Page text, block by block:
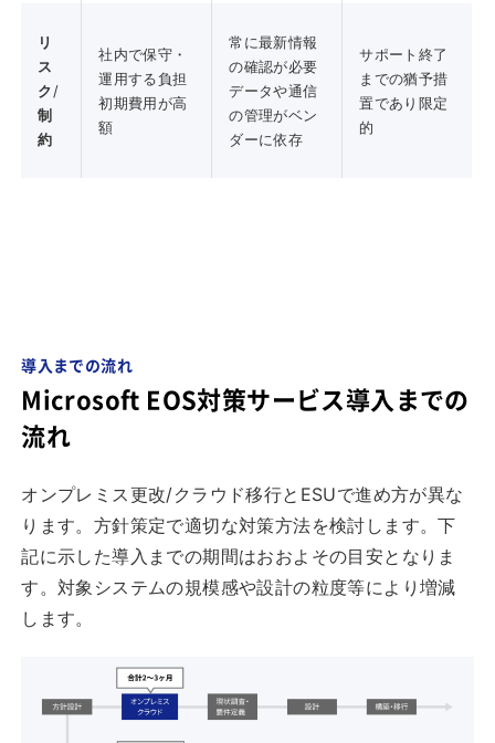
リ
ス
ク/
制
約
社内で保守・
運用する負担
初期費用が高
額
常に最新情報
の確認が必要
データや通信
の管理がベン
ダーに依存
サポート終了
までの猶予措
置であり限定
的
導入までの流れ
Microsoft EOS対策サービス導入までの
流れ
オンプレミス更改/クラウド移行とESUで進め方が異な
ります。方針策定で適切な対策方法を検討します。下
記に示した導入までの期間はおおよその目安となりま
す。対象システムの規模感や設計の粒度等により増減
します。